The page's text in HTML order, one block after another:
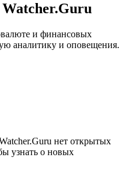
и финансовых
аналитику и оповещения.
нет открытых
узнать о новых